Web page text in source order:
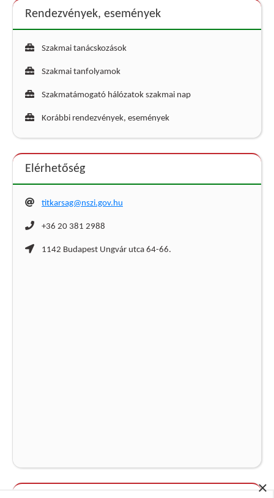
×
Rendezvények, események
Szakmai tanácskozások
Szakmai tanfolyamok
Szakmatámogató hálózatok szakmai nap
Korábbi rendezvények, események
Elérhetőség
titkarsag@nszi.gov.hu
+36 20 381 2988
1142 Budapest Ungvár utca 64-66.